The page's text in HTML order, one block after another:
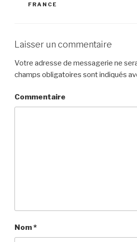
FRANCE
Laisser un commentaire
Votre adresse de messagerie ne
champs obligatoires sont indiqués
Commentaire
Nom*